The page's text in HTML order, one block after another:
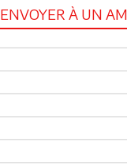
ENVOYER À UN